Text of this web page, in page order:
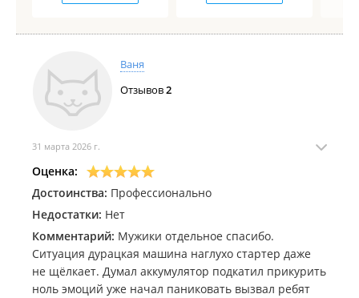
шапке профиля (контакты) где тоже можете
Ваня
Отзывов2
31 марта 2026 г.
Оценка:
Достоинства: Профессионально
Недостатки: Нет
Комментарий: Мужики отдельное спасибо.
Ситуация дурацкая машина наглухо стартер даже
не щёлкает. Думал аккумулятор подкатил прикурить
ноль эмоций уже начал паниковать вызвал ребят